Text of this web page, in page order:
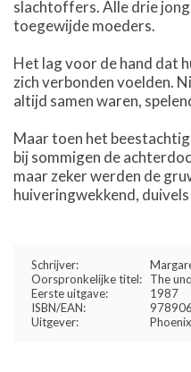
slachtoffers. Alle drie
toegewijde moeders.
Het lag voor de hand dat
zich verbonden voelden.
altijd samen waren,
Maar toen het
bij sommigen de
maar zeker werden de
huiveringwekkend,
Schrijver:
Oorspronkelijke titel:
The
Eerste uitgave:
1987
ISBN/EAN:
Uitgever:
Phoenix